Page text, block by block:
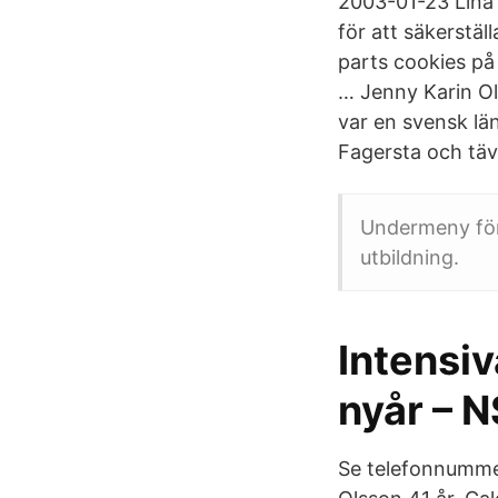
för att
parts cookies
… Jenny Karin
var en svensk
Fagersta och
Undermeny
utbildning.
nyår –
Se